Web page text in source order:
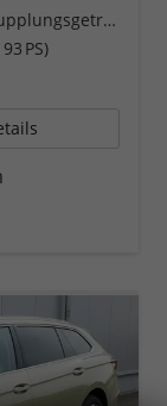
Doppelkupplungsgetriebe (DSG)
PS)